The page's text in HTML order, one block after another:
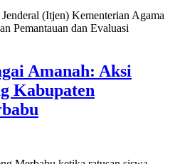
(Itjen) Kementerian Agama
Pemantauan dan Evaluasi
Amanah: Aksi
Kabupaten